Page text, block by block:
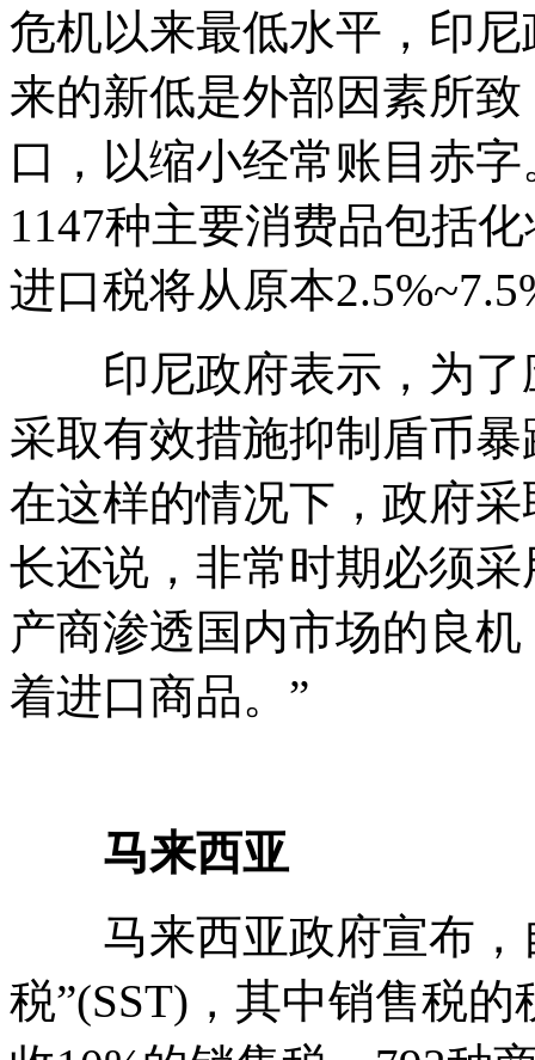
危机以来最低水平，印
来的新低是外部因素所
口，以缩小经常账目赤
1147种主要消费品包括
进口税将从原本
印尼政府表示，为了
采取有效措施抑制盾币
在这样的情况下，政府
长还说，非常时期必须
产商渗透国内市场的良
着进口商品。”
马来西亚
马来西亚政府宣布，
税”(SST)，其中销售税